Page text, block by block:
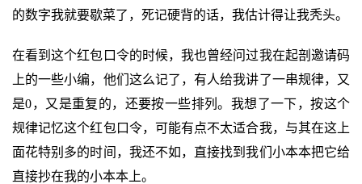
的数字我就要歇菜了，死记硬背的话，我估计得让我秃头。
在看到这个红包口令的时候，我也曾经问过我在起剖邀请码
上的一些小编，他们这么记了，有人给我讲了一串规律，又
是0，又是重复的，还要按一些排列。我想了一下，按这个
规律记忆这个红包口令，可能有点不太适合我，与其在这上
面花特别多的时间，我还不如，直接找到我们小本本把它给
直接抄在我的小本本上。